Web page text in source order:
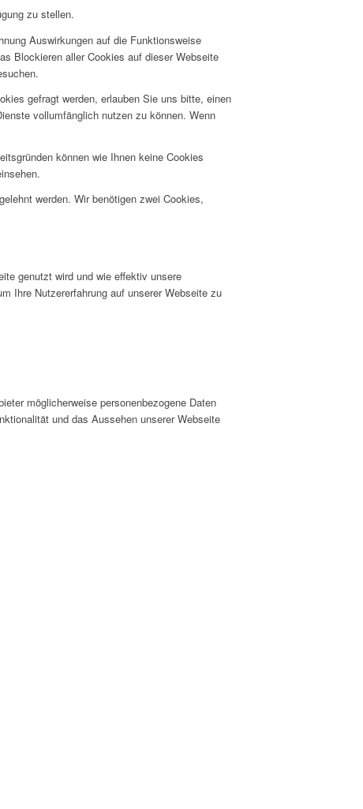
zu stellen.
Auswirkungen auf die Funktionsweise
Blockieren aller Cookies auf dieser Webseite
gefragt werden, erlauben Sie uns bitte, einen
vollumfänglich nutzen zu können. Wenn
können wie Ihnen keine Cookies
werden. Wir benötigen zwei Cookies,
genutzt wird und wie effektiv unsere
Ihre Nutzererfahrung auf unserer Webseite zu
möglicherweise personenbezogene Daten
und das Aussehen unserer Webseite